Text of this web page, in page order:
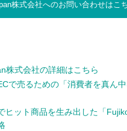
株式会社へのお問い合わせはこ
株式会社の詳細はこちら
で売るための「消費者を真ん
ヒット商品を生み出した「